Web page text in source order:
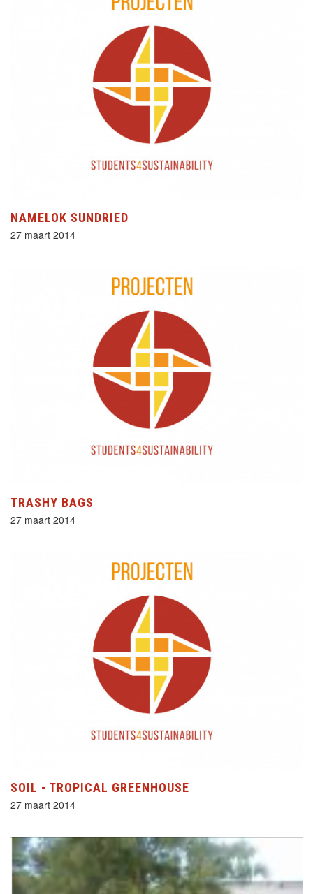
NAMELOK SUNDRIED
27 maart 2014
TRASHY BAGS
27 maart 2014
SOIL - TROPICAL GREENHOUSE
27 maart 2014